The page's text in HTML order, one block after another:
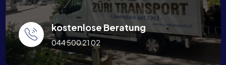
kostenlose Beratung
044 500 21 02